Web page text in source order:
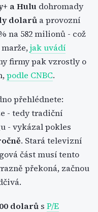
a Hulu dohromady
dolarů a provozní
na 582 milionů - což
jak uvádí
firmy pak vzrostly o
podle CNBC.
přehlédnete:
- tedy tradiční
- vykázal pokles
. Stará televizní
část musí tento
překoná, začnou
dolarů s P/E